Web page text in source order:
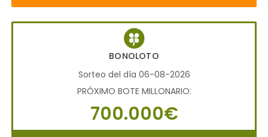
BONOLOTO
Sorteo del día 06-08-2026
PRÓXIMO BOTE MILLONARIO:
700.000€